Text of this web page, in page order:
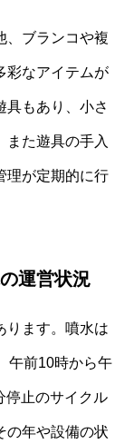
、ブランコや複
彩なアイテムが
具もあり、小さ
また遊具の手入
理が定期的に行
運営状況
ります。噴水は
午前10時から午
止のサイクル
の年や設備の状